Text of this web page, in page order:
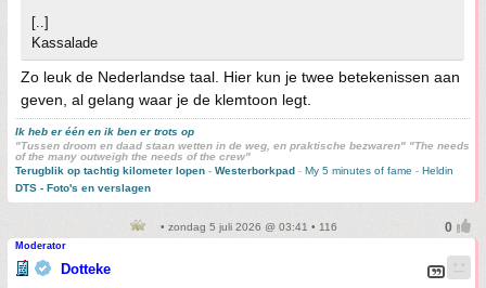
[..]
Kassalade
Zo leuk de Nederlandse taal. Hier kun je twee betekenissen aan
geven, al gelang waar je de klemtoon legt.
Ik heb er één en ik ben er trots op
"Tussen droom en daad staan wetten in de weg, en praktische bezwaren" "The needs
of the many outweigh the needs of the crew"
Terugblik op tachtig kilometer lopen - Westerborkpad - My 5 minutes of fame - Heldin
DTS - Foto's en verslagen
• zondag 5 juli 2026 @ 03:41 • 116
Moderator
Dotteke